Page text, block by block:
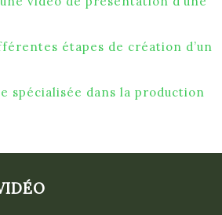
étapes de création d’un
spécialisée dans la production